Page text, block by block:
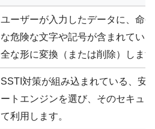
ユーザーが入力したデータに、命
な危険な文字や記号が含まれてい
全な形に変換（または削除）しま
SSTI対策が組み込まれている、安
ートエンジンを選び、そのセキュ
て利用します。